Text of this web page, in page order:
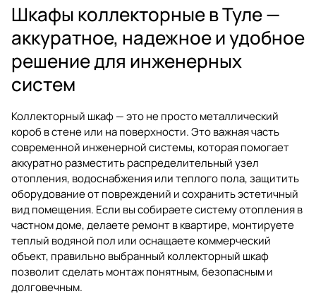
Шкафы коллекторные в Туле —
аккуратное, надежное и удобное
решение для инженерных
систем
Коллекторный шкаф — это не просто металлический
короб в стене или на поверхности. Это важная часть
современной инженерной системы, которая помогает
аккуратно разместить распределительный узел
отопления, водоснабжения или теплого пола, защитить
оборудование от повреждений и сохранить эстетичный
вид помещения. Если вы собираете систему отопления в
частном доме, делаете ремонт в квартире, монтируете
теплый водяной пол или оснащаете коммерческий
объект, правильно выбранный коллекторный шкаф
позволит сделать монтаж понятным, безопасным и
долговечным.